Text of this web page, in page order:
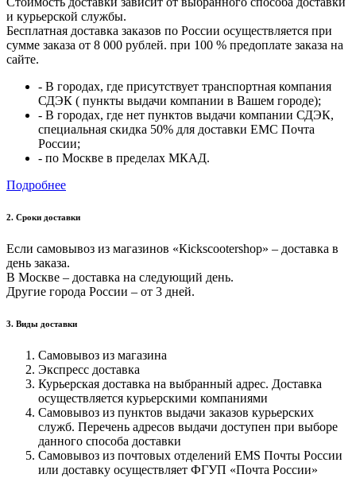
и курьерской службы.
Бесплатная доставка заказов по России осуществляется при
сумме заказа от 8 000 рублей. при 100 % предоплате заказа на
сайте.
- В городах, где присутствует транспортная компания
СДЭК ( пункты выдачи компании в Вашем городе);
- В городах, где нет пунктов выдачи компании СДЭК,
специальная скидка 50% для доставки ЕМС Почта
России;
- по Москве в пределах МКАД.
Подробнее
2. Cроки доставки
Если самовывоз из магазинов «Кickscootershop» – доставка в
день заказа.
В Москве – доставка на следующий день.
Другие города России – от 3 дней.
3. Виды доставки
Самовывоз из магазина
Экспресс доставка
Курьерская доставка на выбранный адрес. Доставка
осуществляется курьерскими компаниями
Самовывоз из пунктов выдачи заказов курьерских
служб. Перечень адресов выдачи доступен при выборе
данного способа доставки
Самовывоз из почтовых отделений EMS Почты России
или доставку осуществляет ФГУП «Почта России»